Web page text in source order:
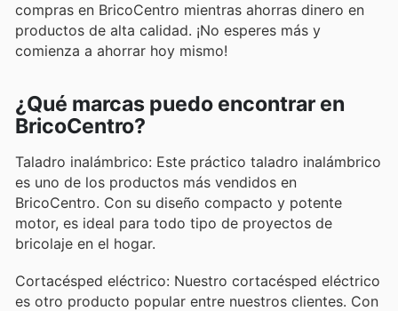
compras en BricoCentro mientras ahorras dinero en
productos de alta calidad. ¡No esperes más y
comienza a ahorrar hoy mismo!
¿Qué marcas puedo encontrar en
BricoCentro?
Taladro inalámbrico: Este práctico taladro inalámbrico
es uno de los productos más vendidos en
BricoCentro. Con su diseño compacto y potente
motor, es ideal para todo tipo de proyectos de
bricolaje en el hogar.
Cortacésped eléctrico: Nuestro cortacésped eléctrico
es otro producto popular entre nuestros clientes. Con